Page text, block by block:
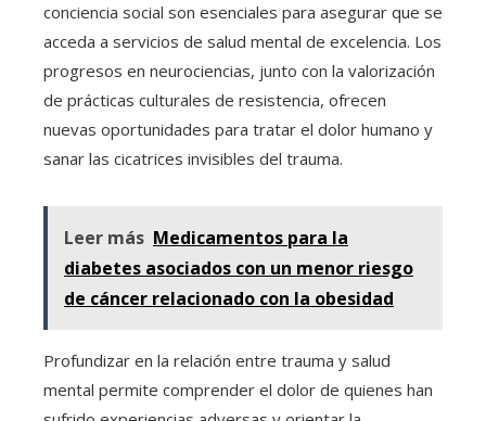
conciencia social son esenciales para asegurar que se
acceda a servicios de salud mental de excelencia. Los
progresos en neurociencias, junto con la valorización
de prácticas culturales de resistencia, ofrecen
nuevas oportunidades para tratar el dolor humano y
sanar las cicatrices invisibles del trauma.
Leer más Medicamentos para la
diabetes asociados con un menor riesgo
de cáncer relacionado con la obesidad
Profundizar en la relación entre trauma y salud
mental permite comprender el dolor de quienes han